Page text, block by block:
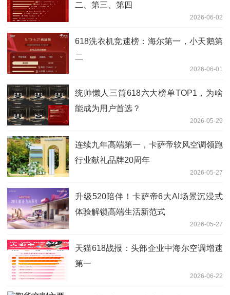
二、第三、第四
2026-06-02
618洗衣机竞速榜：海尔第一，小天鹅第
二
2026-06-01
统帅懒人三筒618六大榜单TOP1，为啥
能成为用户首选？
2026-05-29
连续九年高端第一，卡萨帝软风空调领跑
行业献礼品牌20周年
2026-05-27
升级520陪伴！卡萨帝6大AI场景沉浸式
体验解锁高端生活新范式
2026-05-27
天猫618战报：头部企业中海尔空调增速
第一
2026-06-22